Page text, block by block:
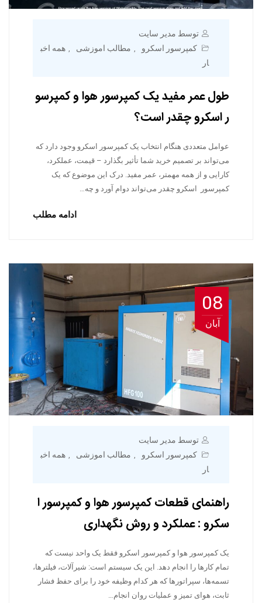
توسط مدیر سایت
کمپرسور اسکرو
, مطالب اموزشی , همه اخب
ار
طول عمر مفید یک کمپرسور هوا و کمپرسو
ر اسکرو چقدر است؟
عوامل متعددی هنگام انتخاب یک کمپرسور اسکرو وجود دارد که
می‌تواند بر تصمیم خرید شما تأثیر بگذارد – قیمت، عملکرد،
کارایی و از همه مهمتر، عمر مفید. درک این موضوع که یک
کمپرسور اسکرو چقدر می‌تواند دوام آورد و چه…
ادامه مطلب
08
آبان
توسط مدیر سایت
کمپرسور اسکرو
, مطالب اموزشی , همه اخب
ار
راهنمای قطعات کمپرسور هوا و کمپرسور ا
سکرو : عملکرد و روش نگهداری
یک کمپرسور هوا و کمپرسور اسکرو فقط یک واحد نیست که
تمام کارها را انجام دهد. این یک سیستم است: شیرآلات، فیلترها،
تسمه‌ها، سپراتورها که هر کدام وظیفه خود را برای حفظ فشار
ثابت، هوای تمیز و عملیات روان انجام…